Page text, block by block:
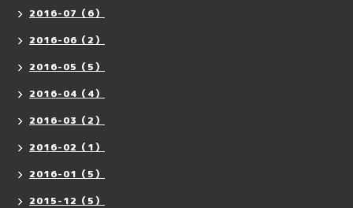
2016-07（6）
2016-06（2）
2016-05（5）
2016-04（4）
2016-03（2）
2016-02（1）
2016-01（5）
2015-12（5）